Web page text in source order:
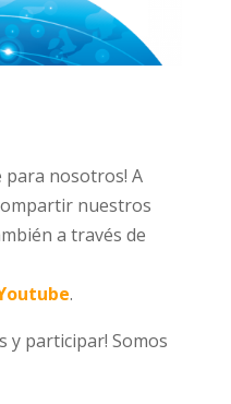
para nosotros! A
nuestros
a través de
.
y participar! Somos